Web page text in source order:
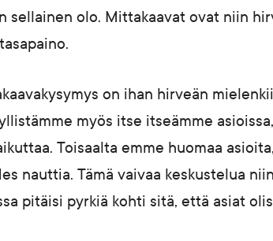
sellainen olo. Mittakaavat ovat niin
on ihan hirveän
myös itse itseämme
Toisaalta emme huomaa
nauttia. Tämä vaivaa keskustelua
pitäisi pyrkiä kohti sitä, että asiat